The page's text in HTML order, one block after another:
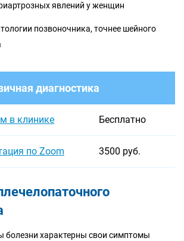
явлений у женщин
позвоночника, точнее шейного
диагностика
в клинике Бесплатно
по Zoom 3500 руб.
характерны свои симптомы